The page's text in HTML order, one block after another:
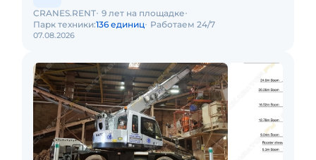
07.08.2026
CRANES.RENT 9 лет на площадке
Парк техники:136 единиц Работаем 24/7